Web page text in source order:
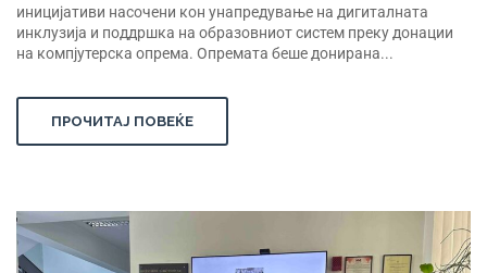
иницијативи насочени кон унапредување на дигиталната
инклузија и поддршка на образовниот систем преку донации
на компјутерска опрема. Опремата беше донирана...
ПРОЧИТАЈ ПОВЕЌЕ